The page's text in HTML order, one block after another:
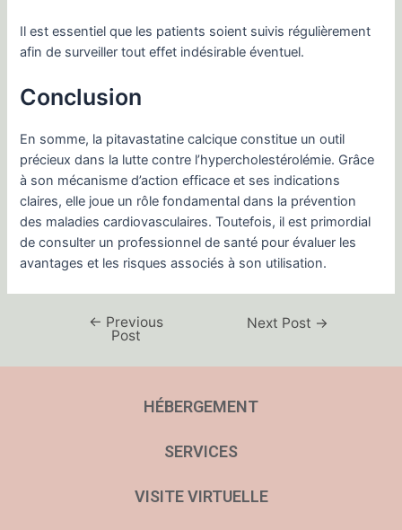
Il est essentiel que les patients soient suivis régulièrement
afin de surveiller tout effet indésirable éventuel.
Conclusion
En somme, la pitavastatine calcique constitue un outil
précieux dans la lutte contre l’hypercholestérolémie. Grâce
à son mécanisme d’action efficace et ses indications
claires, elle joue un rôle fondamental dans la prévention
des maladies cardiovasculaires. Toutefois, il est primordial
de consulter un professionnel de santé pour évaluer les
avantages et les risques associés à son utilisation.
← Previous
Post
Next Post →
HÉBERGEMENT
SERVICES
VISITE VIRTUELLE